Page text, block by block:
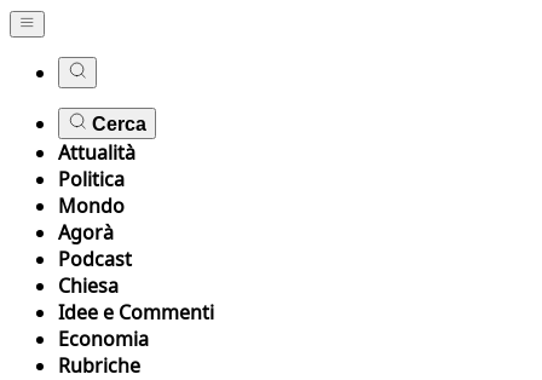
Cerca
Attualità
Politica
Mondo
Agorà
Podcast
Chiesa
Idee e Commenti
Economia
Rubriche